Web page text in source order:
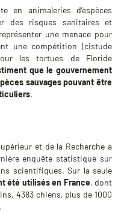
en animaleries d’espèces
des risques sanitaires et
une menace pour
une compétition (cistude
les tortues de Floride
que le gouvernement
sauvages pouvant être
.
et de la Recherche a
enquête statistique sur
scientifiques. Sur la seule
été utilisés en France, dont
4383 chiens, plus de 1000